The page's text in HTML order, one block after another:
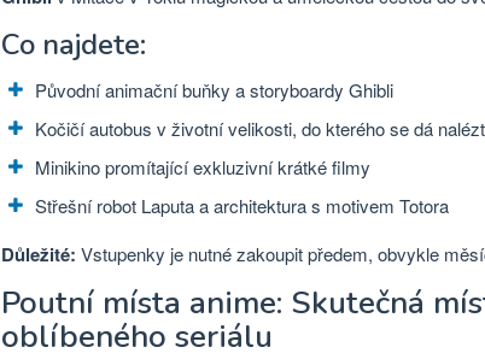
Co najdete:
Původní animační buňky a storyboardy Ghibli
Kočičí autobus v životní velikosti, do kterého se dá nalézt
Minikino promítající exkluzivní krátké filmy
Střešní robot Laputa a architektura s motivem Totora
Důležité: Vstupenky je nutné zakoupit předem, obvykle
Poutní místa anime: Skutečná
oblíbeného seriálu